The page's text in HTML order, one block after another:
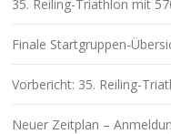
35. Reiling-Triathlon mit
Finale Startgruppen-
Vorbericht: 35. Reiling-
Neuer Zeitplan –